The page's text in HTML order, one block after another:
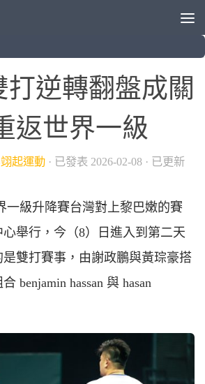
聞
打逆轉翻盤成關
返世界一級
起運動 · 已發表 2026-02-08 · 已更新
一級升降賽台灣對上黎巴嫩的賽
舉行，今（8）日進入到第二天
雙打賽事，由謝政鵬與黃琮豪搭
benjamin hassan 與 hasan